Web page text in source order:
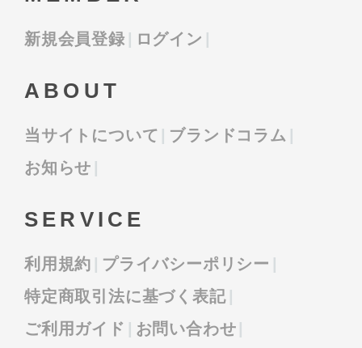
新規会員登録 ログイン
ABOUT
当サイトについて
ブランドコラム
お知らせ
SERVICE
利用規約
プライバシーポリシー
特定商取引法に基づく表記
ご利用ガイド
お問い合わせ